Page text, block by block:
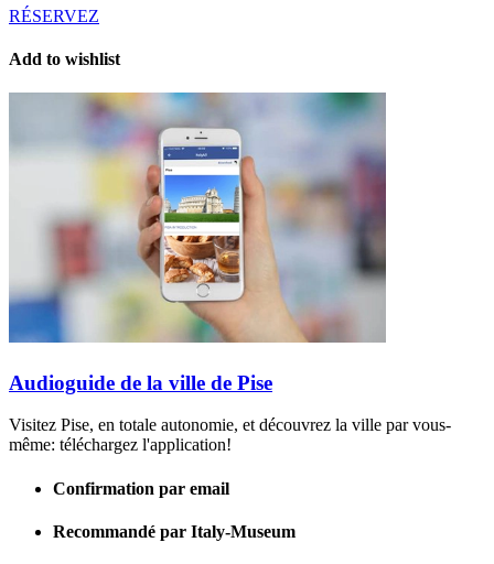
RÉSERVEZ
Add to wishlist
Audioguide de la ville de Pise
Visitez Pise, en totale autonomie, et découvrez la ville par vous-
même: téléchargez l'application!
Confirmation par email
Recommandé par Italy-Museum